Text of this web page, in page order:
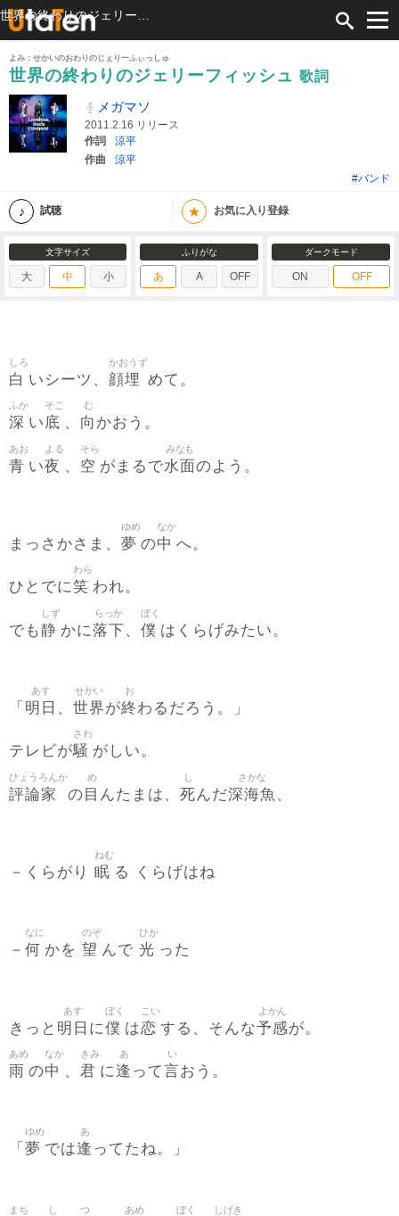
よみ：せかいのおわりのじぇりーふぃっしゅ
世界の終わりのジェリーフィッシュ 歌詞
メガマソ
2011.2.16 リリース
作詞
涼平
作曲
涼平
#バンド
試聴 ★ お気に入り登録
文字サイズ
大 中 小
ふりがな
あ A OFF
ダークモード
ON OFF
白
しろ
いシーツ、 顔埋
かおうず
めて。
深
ふか
い底
そこ
、 向
む
かおう。
青
あお
い夜
よる
、 空
そら
がまるで水面
みなも
のよう。
まっさかさま、 夢
ゆめ
の中
なか
へ。
ひとでに笑
わら
われ。
でも静
しず
かに落下
らっか
、 僕
ぼく
はくらげみたい。
「 明日
あす
、 世界
せかい
が終
お
わるだろう。」
テレビが騒
さわ
がしい。
評論家
ひょうろんか
の 目
め
んたまは、 死
し
んだ深海魚
さかな
、
－くらがり 眠
ねむ
る くらげはね
－ 何
なに
かを 望
のぞ
んで 光
ひか
った
きっと 明日
あす
に僕
ぼく
は恋
こい
する、そんな予感
よかん
が。
雨
あめ
の中
なか
、 君
きみ
に逢
あ
って言
い
おう。
「 夢
ゆめ
では逢
あ
ってたね。」
まち し つ あめ ぼく しげき